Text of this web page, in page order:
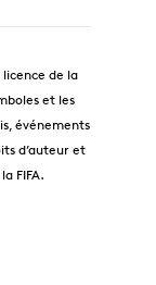
licence de la
et les
événements
d’auteur et
FIFA.